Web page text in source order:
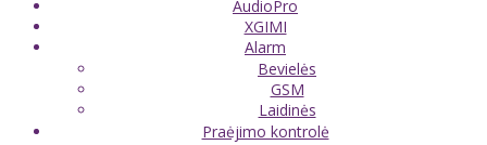
AudioPro
XGIMI
Alarm
Bevielės
GSM
Laidinės
Praėjimo kontrolė